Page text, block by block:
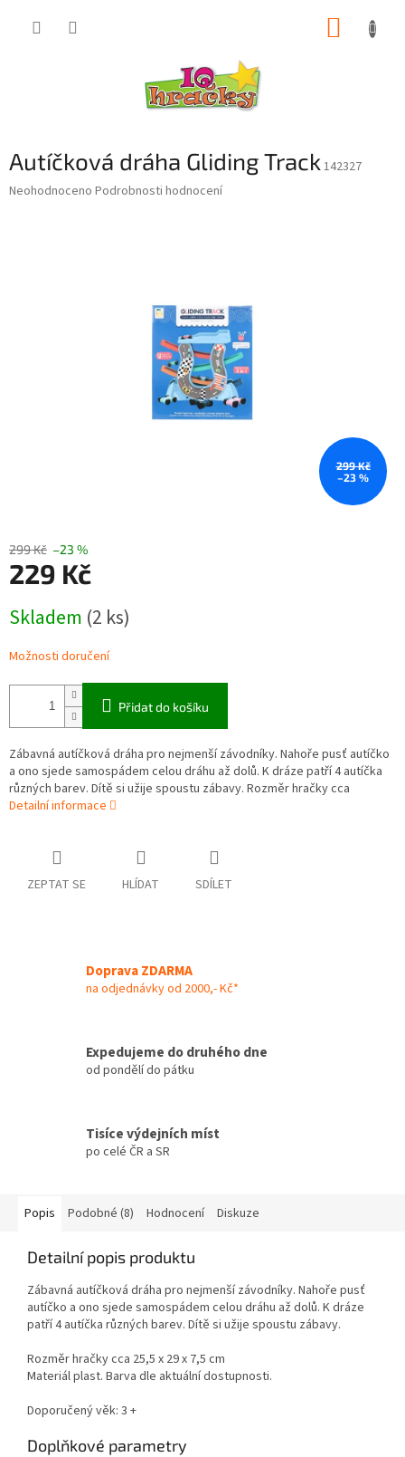
Autíčková dráha Gliding Track 142327
Průměrné
Neohodnoceno Podrobnosti hodnocení
299 Kč
–23 %
299 Kč –23 %
229 Kč
cena:
Skladem (2 ks)
Možnosti doručení
Přidat do košíku
Zábavná autíčková dráha pro nejmenší závodníky. Nahoře pusť autíčko
a ono sjede samospádem celou dráhu až dolů. K dráze patří 4 autíčka
různých barev. Dítě si užije spoustu zábavy. Rozměr hračky cca
Detailní informace
ZEPTAT SE HLÍDAT SDÍLET
Doprava ZDARMA
na odjednávky od 2000,- Kč*
Expedujeme do druhého dne
od pondělí do pátku
Tisíce výdejních míst
po celé ČR a SR
Popis Podobné (8) Hodnocení Diskuze
Detailní popis produktu
Zábavná autíčková dráha pro nejmenší závodníky. Nahoře pusť
autíčko a ono sjede samospádem celou dráhu až dolů. K dráze
patří 4 autíčka různých barev. Dítě si užije spoustu zábavy.
Rozměr hračky cca 25,5 x 29 x 7,5 cm
Materiál plast. Barva dle aktuální dostupnosti.
Doporučený věk: 3 +
Doplňkové parametry